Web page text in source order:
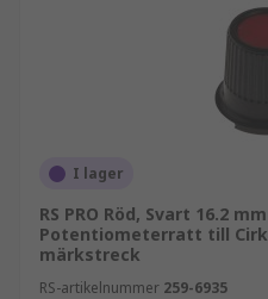
I lager
RS PRO Röd, Svart 16.2
Potentiometerratt till
märkstreck
RS-artikelnummer 259-6935